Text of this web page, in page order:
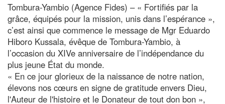
Tombura-Yambio (Agence Fides) – « Fortifiés par la
grâce, équipés pour la mission, unis dans l’espérance »,
c’est ainsi que commence le message de Mgr Eduardo
Hiboro Kussala, évêque de Tombura-Yambio, à
l’occasion du XIVe anniversaire de l’indépendance du
plus jeune État du monde.
« En ce jour glorieux de la naissance de notre nation,
élevons nos cœurs en signe de gratitude envers Dieu,
l'Auteur de l'histoire et le Donateur de tout don bon »,